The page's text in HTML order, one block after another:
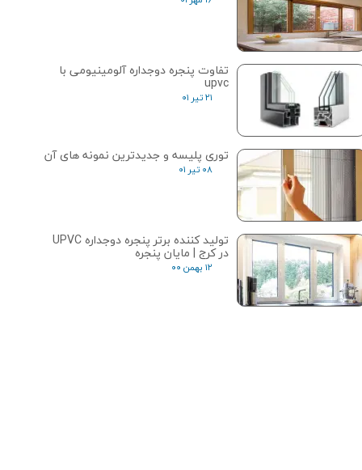
تفاوت پنجره دوجداره آلومینیومی با
upvc
۲۱ تیر ۰۱
توری پلیسه و جدیدترین نمونه های آن
۰۸ تیر ۰۱
تولید کننده برتر پنجره دوجداره UPVC
در کرج | مایان پنجره
۱۲ بهمن ۰۰